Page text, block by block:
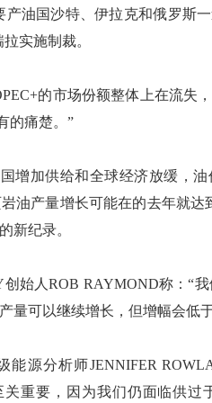
油国沙特、伊拉克和俄罗斯
实施制裁。
的市场份额整体上在流失
的痛楚。”
加供给和全球经济放缓，油
油产量增长可能在的去年就
新纪录。
人ROB RAYMOND称：“我
量可以继续增长，但增幅会低
源分析师JENNIFER
关重要，因为我们仍面临供过